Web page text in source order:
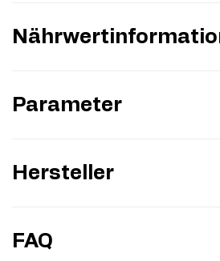
Parameter
Hersteller
FAQ